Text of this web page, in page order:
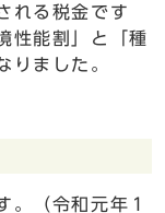
れる税金です
性能割」と「種
りました。
（令和元年１